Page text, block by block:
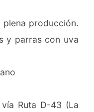
plena producción.
y parras con uva
Ruta D-43 (La